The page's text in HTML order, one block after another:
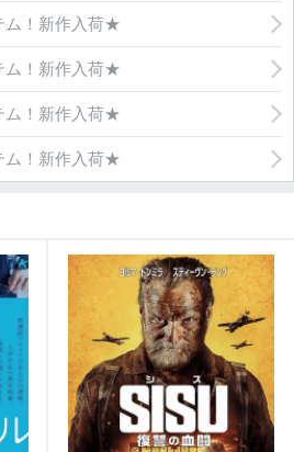
ム！新作入荷★
ム！新作入荷★
ム！新作入荷★
ム！新作入荷★